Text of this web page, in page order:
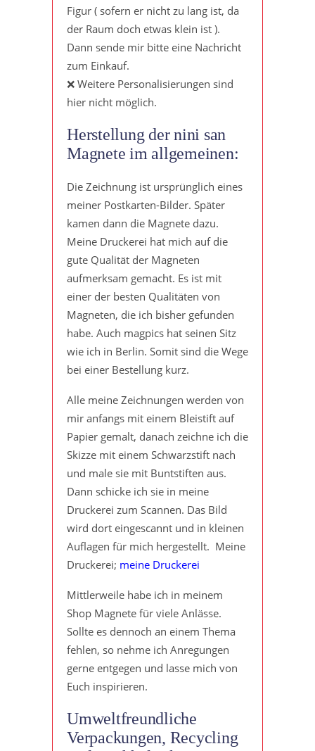
Figur ( sofern er nicht zu lang ist, da
der Raum doch etwas klein ist ).
Dann sende mir bitte eine Nachricht
zum Einkauf.
❌ Weitere Personalisierungen sind
hier nicht möglich.
Herstellung der nini san
Magnete im allgemeinen:
Die Zeichnung ist ursprünglich eines
meiner Postkarten-Bilder. Später
kamen dann die Magnete dazu.
Meine Druckerei hat mich auf die
gute Qualität der Magneten
aufmerksam gemacht. Es ist mit
einer der besten Qualitäten von
Magneten, die ich bisher gefunden
habe. Auch magpics hat seinen Sitz
wie ich in Berlin. Somit sind die Wege
bei einer Bestellung kurz.
Alle meine Zeichnungen werden von
mir anfangs mit einem Bleistift auf
Papier gemalt, danach zeichne ich die
Skizze mit einem Schwarzstift nach
und male sie mit Buntstiften aus.
Dann schicke ich sie in meine
Druckerei zum Scannen. Das Bild
wird dort eingescannt und in kleinen
Auflagen für mich hergestellt. Meine
Druckerei; meine Druckerei
Mittlerweile habe ich in meinem
Shop Magnete für viele Anlässe.
Sollte es dennoch an einem Thema
fehlen, so nehme ich Anregungen
gerne entgegen und lasse mich von
Euch inspirieren.
Umweltfreundliche
Verpackungen, Recycling